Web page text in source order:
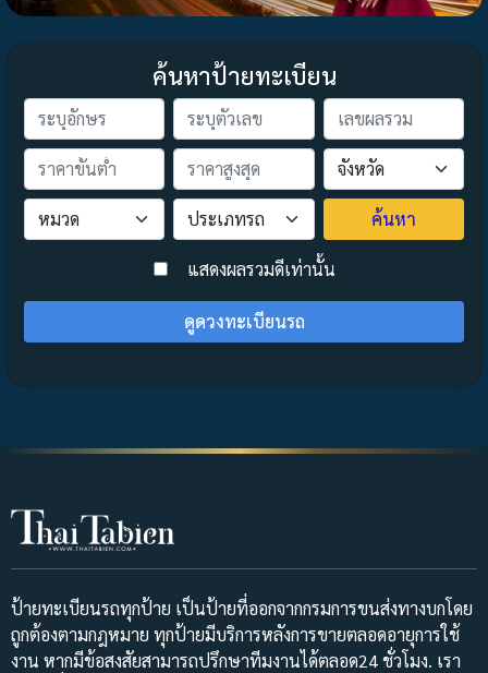
ค้นหาป้ายทะเบียน
ค้นหา
> แสดงผลรวมดีเท่านั้น
ดูดวงทะเบียนรถ
ป้ายทะเบียนรถทุกป้าย เป็นป้ายที่ออกจากกรมการขนส่งทางบกโดย
ถูกต้องตามกฎหมาย ทุกป้ายมีบริการหลังการขายตลอดอายุการใช้
งาน หากมีข้อสงสัยสามารถปรึกษาทีมงานได้ตลอด24 ชั่วโมง. เรา